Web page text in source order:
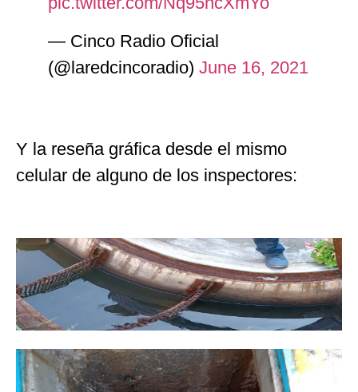
— Cinco Radio Oficial
(@laredcincoradio) June 16, 2021
Y la reseña gráfica desde el mismo
celular de alguno de los inspectores: